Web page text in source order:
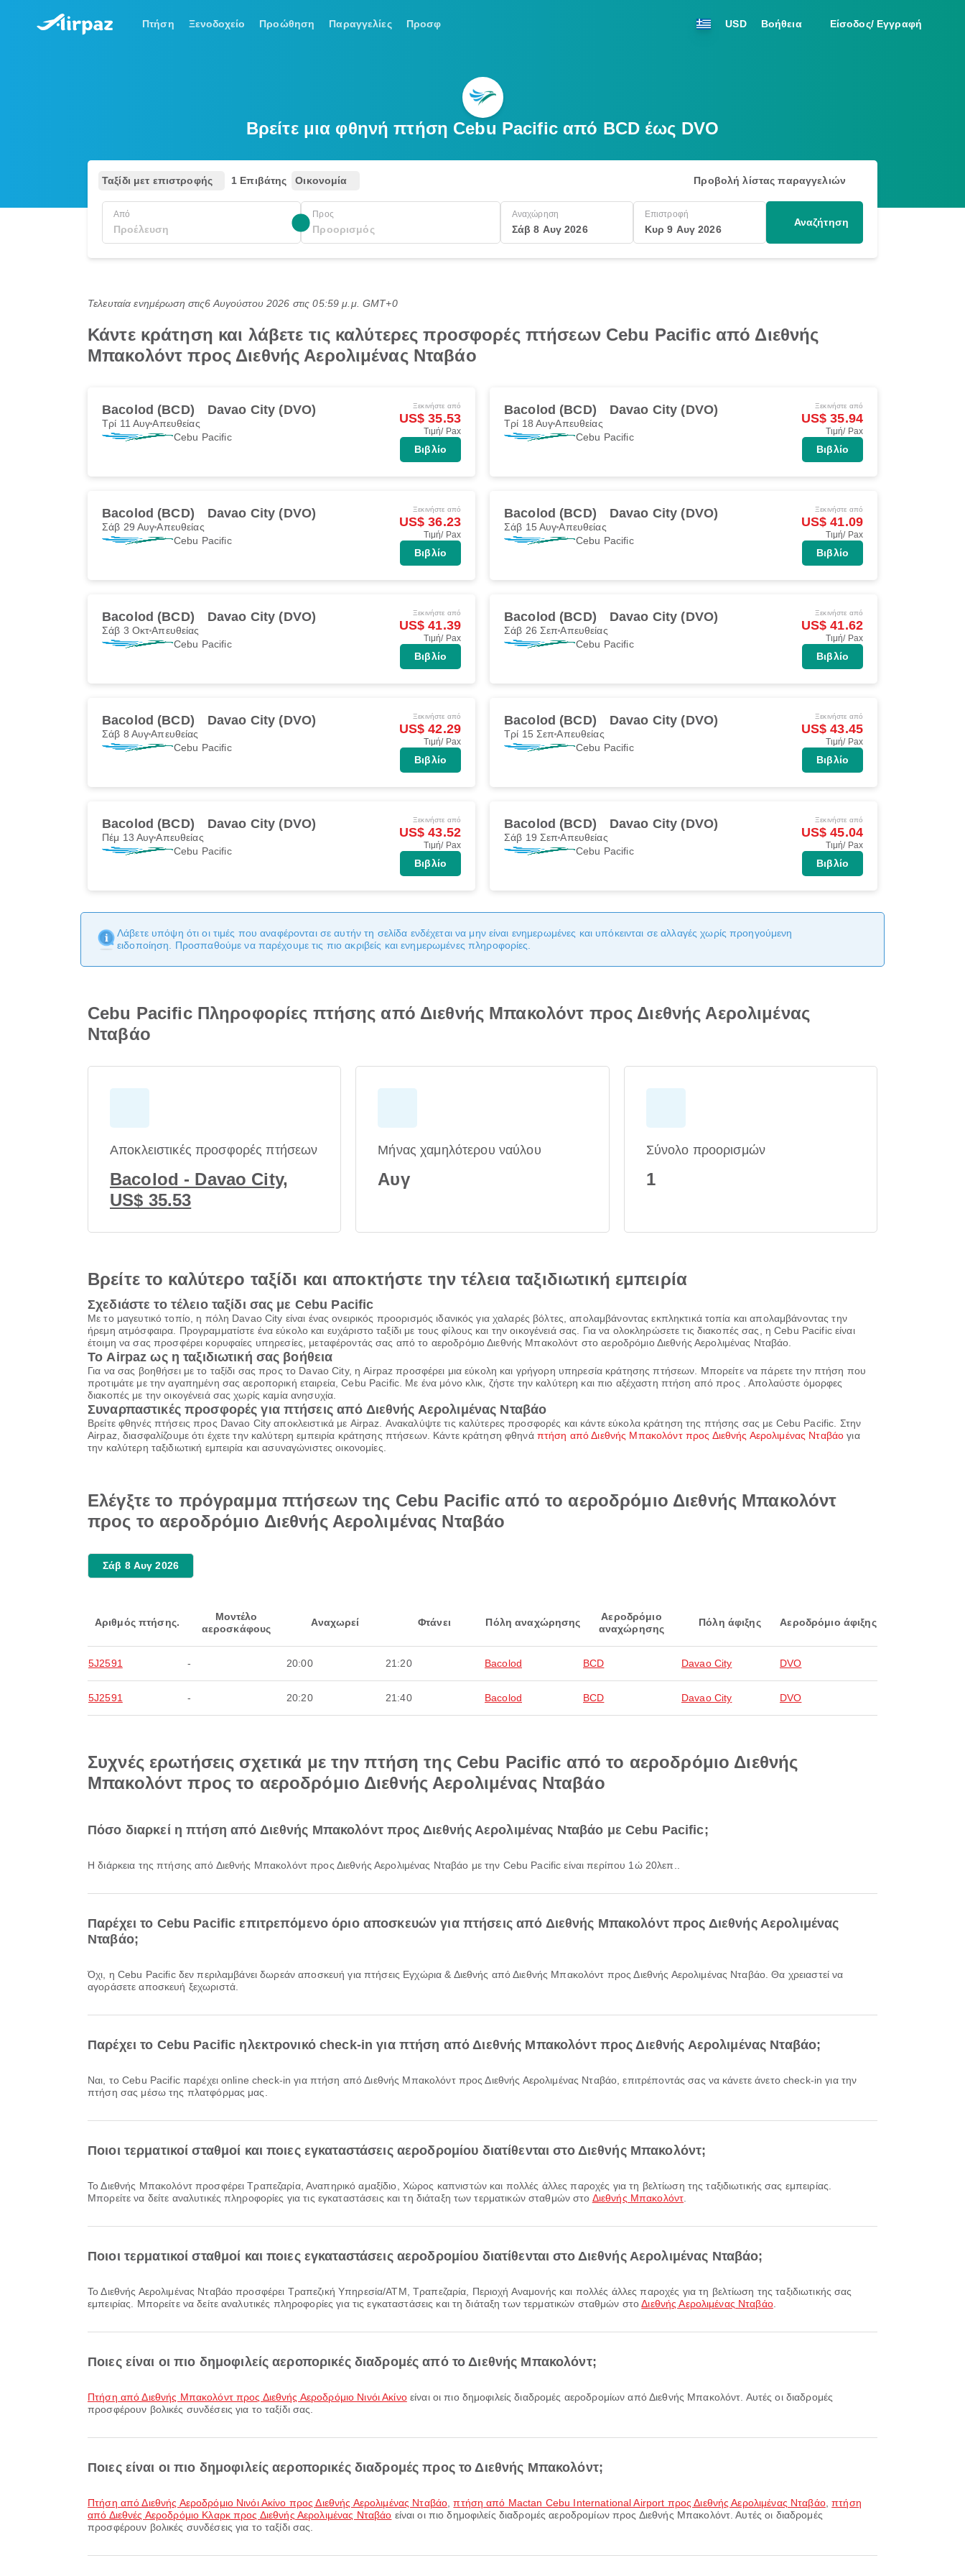
Πτήση Ξενοδοχείο Προώθηση Παραγγελίες Προσφ USD Βοήθεια Είσοδος/ Εγγραφή
Βρείτε μια φθηνή πτήση Cebu Pacific από BCD έως DVO
Ταξίδι μετ επιστροφής 1 Επιβάτης Οικονομία Προβολή λίστας παραγγελιών
Από Προς Αναχώρηση
Σάβ 8 Αυγ 2026
Επιστροφή
Κυρ 9 Αυγ 2026
Αναζήτηση
Τελευταία ενημέρωση στις6 Αυγούστου 2026 στις 05:59 μ.μ. GMT+0
Κάντε κράτηση και λάβετε τις καλύτερες προσφορές πτήσεων Cebu Pacific από Διεθνής
Μπακολόντ προς Διεθνής Αερολιμένας Νταβάο
Bacolod (BCD) Davao City (DVO)
Τρί 11 ΑυγΑπευθείας
Cebu Pacific
Ξεκινήστε από
US$ 35.53
Τιμή/ Pax
Βιβλίο
Bacolod (BCD) Davao City (DVO)
Τρί 18 ΑυγΑπευθείας
Cebu Pacific
Ξεκινήστε από
US$ 35.94
Τιμή/ Pax
Βιβλίο
Bacolod (BCD) Davao City (DVO)
Σάβ 29 ΑυγΑπευθείας
Cebu Pacific
Ξεκινήστε από
US$ 36.23
Τιμή/ Pax
Βιβλίο
Bacolod (BCD) Davao City (DVO)
Σάβ 15 ΑυγΑπευθείας
Cebu Pacific
Ξεκινήστε από
US$ 41.09
Τιμή/ Pax
Βιβλίο
Bacolod (BCD) Davao City (DVO)
Σάβ 3 ΟκτΑπευθείας
Cebu Pacific
Ξεκινήστε από
US$ 41.39
Τιμή/ Pax
Βιβλίο
Bacolod (BCD) Davao City (DVO)
Σάβ 26 ΣεπΑπευθείας
Cebu Pacific
Ξεκινήστε από
US$ 41.62
Τιμή/ Pax
Βιβλίο
Bacolod (BCD) Davao City (DVO)
Σάβ 8 ΑυγΑπευθείας
Cebu Pacific
Ξεκινήστε από
US$ 42.29
Τιμή/ Pax
Βιβλίο
Bacolod (BCD) Davao City (DVO)
Τρί 15 ΣεπΑπευθείας
Cebu Pacific
Ξεκινήστε από
US$ 43.45
Τιμή/ Pax
Βιβλίο
Bacolod (BCD) Davao City (DVO)
Πέμ 13 ΑυγΑπευθείας
Cebu Pacific
Ξεκινήστε από
US$ 43.52
Τιμή/ Pax
Βιβλίο
Bacolod (BCD) Davao City (DVO)
Σάβ 19 ΣεπΑπευθείας
Cebu Pacific
Ξεκινήστε από
US$ 45.04
Τιμή/ Pax
Βιβλίο
Λάβετε υπόψη ότι οι τιμές που αναφέρονται σε αυτήν τη σελίδα ενδέχεται να μην είναι ενημερωμένες και υπόκεινται σε αλλαγές χωρίς προηγούμενη
ειδοποίηση. Προσπαθούμε να παρέχουμε τις πιο ακριβείς και ενημερωμένες πληροφορίες.
Cebu Pacific Πληροφορίες πτήσης από Διεθνής Μπακολόντ προς Διεθνής Αερολιμένας
Νταβάο
Αποκλειστικές προσφορές πτήσεων
Bacolod - Davao City,
US$ 35.53
Μήνας χαμηλότερου ναύλου
Αυγ
Σύνολο προορισμών
1
Βρείτε το καλύτερο ταξίδι και αποκτήστε την τέλεια ταξιδιωτική εμπειρία
Σχεδιάστε το τέλειο ταξίδι σας με Cebu Pacific
Με το μαγευτικό τοπίο, η πόλη Davao City είναι ένας ονειρικός προορισμός ιδανικός για χαλαρές βόλτες, απολαμβάνοντας εκπληκτικά τοπία και απολαμβάνοντας την
ήρεμη ατμόσφαιρα. Προγραμματίστε ένα εύκολο και ευχάριστο ταξίδι με τους φίλους και την οικογένειά σας. Για να ολοκληρώσετε τις διακοπές σας, η Cebu Pacific είναι
έτοιμη να σας προσφέρει κορυφαίες υπηρεσίες, μεταφέροντάς σας από το αεροδρόμιο Διεθνής Μπακολόντ στο αεροδρόμιο Διεθνής Αερολιμένας Νταβάο.
Το Airpaz ως η ταξιδιωτική σας βοήθεια
Για να σας βοηθήσει με το ταξίδι σας προς το Davao City, η Airpaz προσφέρει μια εύκολη και γρήγορη υπηρεσία κράτησης πτήσεων. Μπορείτε να πάρετε την πτήση που
προτιμάτε με την αγαπημένη σας αεροπορική εταιρεία, Cebu Pacific. Με ένα μόνο κλικ, ζήστε την καλύτερη και πιο αξέχαστη πτήση από προς . Απολαύστε όμορφες
διακοπές με την οικογένειά σας χωρίς καμία ανησυχία.
Συναρπαστικές προσφορές για πτήσεις από Διεθνής Αερολιμένας Νταβάο
Βρείτε φθηνές πτήσεις προς Davao City αποκλειστικά με Airpaz. Ανακαλύψτε τις καλύτερες προσφορές και κάντε εύκολα κράτηση της πτήσης σας με Cebu Pacific. Στην
Airpaz, διασφαλίζουμε ότι έχετε την καλύτερη εμπειρία κράτησης πτήσεων. Κάντε κράτηση φθηνά πτήση από Διεθνής Μπακολόντ προς Διεθνής Αερολιμένας Νταβάο για
την καλύτερη ταξιδιωτική εμπειρία και ασυναγώνιστες οικονομίες.
Ελέγξτε το πρόγραμμα πτήσεων της Cebu Pacific από το αεροδρόμιο Διεθνής Μπακολόντ
προς το αεροδρόμιο Διεθνής Αερολιμένας Νταβάο
Σάβ 8 Αυγ 2026
Αριθμός πτήσης.
Μοντέλο
αεροσκάφους
Αναχωρεί Φτάνει Πόλη αναχώρησης
Αεροδρόμιο
αναχώρησης
Πόλη άφιξης Αεροδρόμιο άφιξης
5J2591 - 20:00 21:20 Bacolod BCD Davao City DVO
5J2591 - 20:20 21:40 Bacolod BCD Davao City DVO
Συχνές ερωτήσεις σχετικά με την πτήση της Cebu Pacific από το αεροδρόμιο Διεθνής
Μπακολόντ προς το αεροδρόμιο Διεθνής Αερολιμένας Νταβάο
Πόσο διαρκεί η πτήση από Διεθνής Μπακολόντ προς Διεθνής Αερολιμένας Νταβάο με Cebu Pacific;
Η διάρκεια της πτήσης από Διεθνής Μπακολόντ προς Διεθνής Αερολιμένας Νταβάο με την Cebu Pacific είναι περίπου 1ώ 20λεπ..
Παρέχει το Cebu Pacific επιτρεπόμενο όριο αποσκευών για πτήσεις από Διεθνής Μπακολόντ προς Διεθνής Αερολιμένας
Νταβάο;
Όχι, η Cebu Pacific δεν περιλαμβάνει δωρεάν αποσκευή για πτήσεις Εγχώρια & Διεθνής από Διεθνής Μπακολόντ προς Διεθνής Αερολιμένας Νταβάο. Θα χρειαστεί να
αγοράσετε αποσκευή ξεχωριστά.
Παρέχει το Cebu Pacific ηλεκτρονικό check-in για πτήση από Διεθνής Μπακολόντ προς Διεθνής Αερολιμένας Νταβάο;
Ναι, το Cebu Pacific παρέχει online check-in για πτήση από Διεθνής Μπακολόντ προς Διεθνής Αερολιμένας Νταβάο, επιτρέποντάς σας να κάνετε άνετο check-in για την
πτήση σας μέσω της πλατφόρμας μας.
Ποιοι τερματικοί σταθμοί και ποιες εγκαταστάσεις αεροδρομίου διατίθενται στο Διεθνής Μπακολόντ;
Το Διεθνής Μπακολόντ προσφέρει Τραπεζαρία, Αναπηρικό αμαξίδιο, Χώρος καπνιστών και πολλές άλλες παροχές για τη βελτίωση της ταξιδιωτικής σας εμπειρίας.
Μπορείτε να δείτε αναλυτικές πληροφορίες για τις εγκαταστάσεις και τη διάταξη των τερματικών σταθμών στο Διεθνής Μπακολόντ
Ποιοι τερματικοί σταθμοί και ποιες εγκαταστάσεις αεροδρομίου διατίθενται στο Διεθνής Αερολιμένας Νταβάο;
Το Διεθνής Αερολιμένας Νταβάο προσφέρει Τραπεζική Υπηρεσία/ΑΤΜ, Τραπεζαρία, Περιοχή Αναμονής και πολλές άλλες παροχές για τη βελτίωση της ταξιδιωτικής σας
εμπειρίας. Μπορείτε να δείτε αναλυτικές πληροφορίες για τις εγκαταστάσεις και τη διάταξη των τερματικών σταθμών στοΔιεθνής Αερολιμένας Νταβάο.
Ποιες είναι οι πιο δημοφιλείς αεροπορικές διαδρομές από το Διεθνής Μπακολόντ;
πτήση από Διεθνής Μπακολόντ προς Διεθνής Αεροδρόμιο Νινόι Ακίνοείναι οι πιο δημοφιλείς διαδρομές αεροδρομίων από Διεθνής Μπακολόντ. Αυτές οι διαδρομές
προσφέρουν βολικές συνδέσεις για το ταξίδι σας.
Ποιες είναι οι πιο δημοφιλείς αεροπορικές διαδρομές προς το Διεθνής Μπακολόντ;
πτήση από Διεθνής Αεροδρόμιο Νινόι Ακίνο προς Διεθνής Αερολιμένας Νταβάο ,πτήση από Mactan Cebu International Airport προς Διεθνής Αερολιμένας Νταβάο,πτήση
από Διεθνές Αεροδρόμιο Κλαρκ προς Διεθνής Αερολιμένας Νταβάο είναι οι πιο δημοφιλείς διαδρομές αεροδρομίων προς Διεθνής Μπακολόντ. Αυτές οι διαδρομές
προσφέρουν βολικές συνδέσεις για το ταξίδι σας.